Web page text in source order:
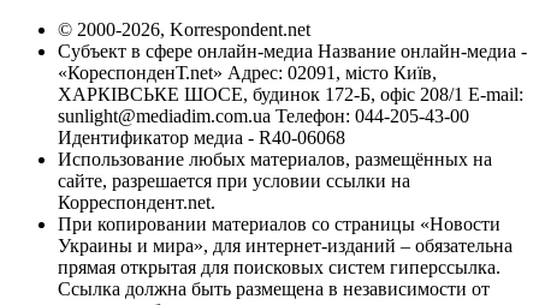
© 2000-2026, Korrespondent.net
Субъект в сфере онлайн-медиа Название онлайн-медиа -
«КореспонденТ.net» Адрес: 02091, місто Київ,
ХАРКІВСЬКЕ ШОСЕ, будинок 172-Б, офіс 208/1 E-mail:
sunlight@mediadim.com.ua Телефон: 044-205-43-00
Идентификатор медиа - R40-06068
Использование любых материалов, размещённых на
сайте, разрешается при условии ссылки на
Корреспондент.net.
При копировании материалов со страницы «Новости
Украины и мира», для интернет-изданий – обязательна
прямая открытая для поисковых систем гиперссылка.
Ссылка должна быть размещена в независимости от